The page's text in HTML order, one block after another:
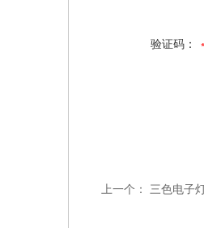
验证码：
上一个： 三色电子